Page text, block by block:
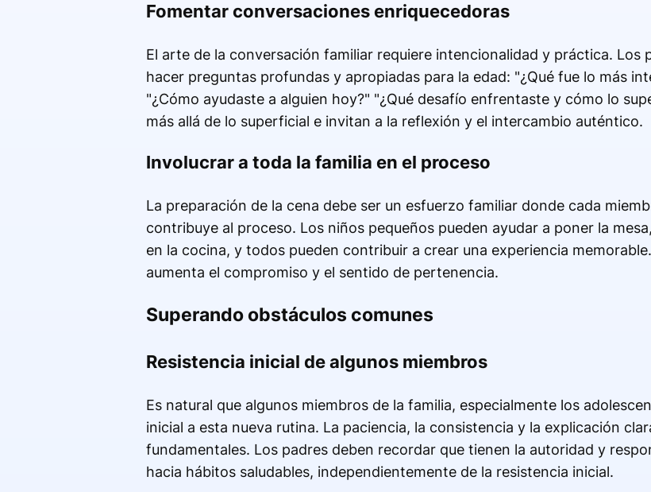
Fomentar conversaciones enriquecedoras
El arte de la conversación familiar requiere intencionalidad y práctica. Los
hacer preguntas profundas y apropiadas para la edad: "¿Qué fue lo más
"¿Cómo ayudaste a alguien hoy?" "¿Qué desafío enfrentaste y cómo lo
más allá de lo superficial e invitan a la reflexión y el intercambio auténtico.
Involucrar a toda la familia en el proceso
La preparación de la cena debe ser un esfuerzo familiar donde cada
contribuye al proceso. Los niños pequeños pueden ayudar a poner la
en la cocina, y todos pueden contribuir a crear una experiencia
aumenta el compromiso y el sentido de pertenencia.
Superando obstáculos comunes
Resistencia inicial de algunos miembros
Es natural que algunos miembros de la familia, especialmente los
inicial a esta nueva rutina. La paciencia, la consistencia y la explicación
fundamentales. Los padres deben recordar que tienen la autoridad y
hacia hábitos saludables, independientemente de la resistencia inicial.